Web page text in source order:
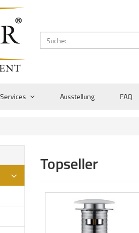
Services Ausstellung FAQ
Topseller